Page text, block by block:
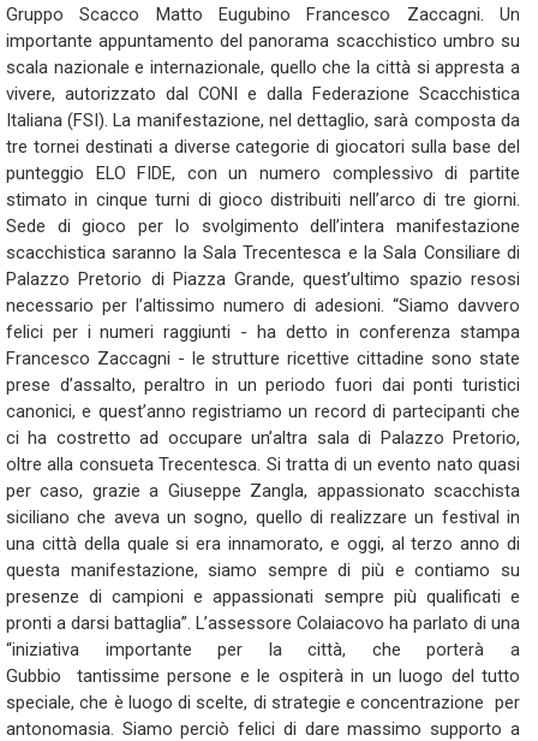
Gruppo Scacco Matto Eugubino Francesco Zaccagni. Un
importante appuntamento del panorama scacchistico umbro su
scala nazionale e internazionale, quello che la città si appresta a
vivere, autorizzato dal CONI e dalla Federazione Scacchistica
Italiana (FSI). La manifestazione, nel dettaglio, sarà composta da
tre tornei destinati a diverse categorie di giocatori sulla base del
punteggio ELO FIDE, con un numero complessivo di partite
stimato in cinque turni di gioco distribuiti nell’arco di tre giorni.
Sede di gioco per lo svolgimento dell’intera manifestazione
scacchistica saranno la Sala Trecentesca e la Sala Consiliare di
Palazzo Pretorio di Piazza Grande, quest’ultimo spazio resosi
necessario per l’altissimo numero di adesioni. “Siamo davvero
felici per i numeri raggiunti - ha detto in conferenza stampa
Francesco Zaccagni - le strutture ricettive cittadine sono state
prese d’assalto, peraltro in un periodo fuori dai ponti turistici
canonici, e quest’anno registriamo un record di partecipanti che
ci ha costretto ad occupare un’altra sala di Palazzo Pretorio,
oltre alla consueta Trecentesca. Si tratta di un evento nato quasi
per caso, grazie a Giuseppe Zangla, appassionato scacchista
siciliano che aveva un sogno, quello di realizzare un festival in
una città della quale si era innamorato, e oggi, al terzo anno di
questa manifestazione, siamo sempre di più e contiamo su
presenze di campioni e appassionati sempre più qualificati e
pronti a darsi battaglia”. L’assessore Colaiacovo ha parlato di una
“iniziativa importante per la città, che porterà a
Gubbio tantissime persone e le ospiterà in un luogo del tutto
speciale, che è luogo di scelte, di strategie e concentrazione per
antonomasia. Siamo perciò felici di dare massimo supporto a